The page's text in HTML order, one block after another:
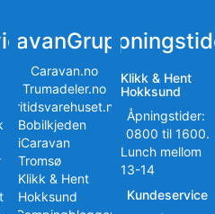
Caravan.no
Trumadeler.no
Fritidsvarehuset.no
Bobilkjeden
iCaravan
Tromsø
Klikk & Hent
Hokksund
Klikk & Hent
Hokksund
Åpningstider:
0800 til 1600.
Lunch mellom
13-14
Kundeservice